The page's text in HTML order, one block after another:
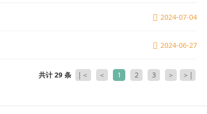
2024-07-04
2024-06-27
共计 29 条 |＜ ＜ 1 2 3 ＞ ＞|